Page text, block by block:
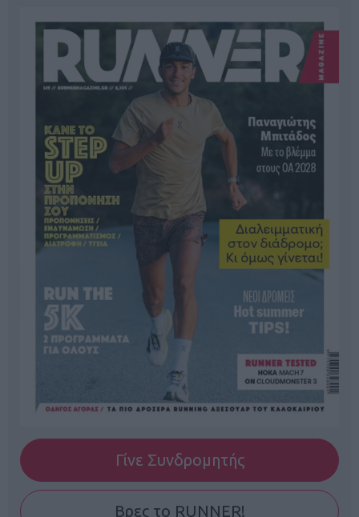
Γίνε Συνδρομητής
Βρες το RUNNER!